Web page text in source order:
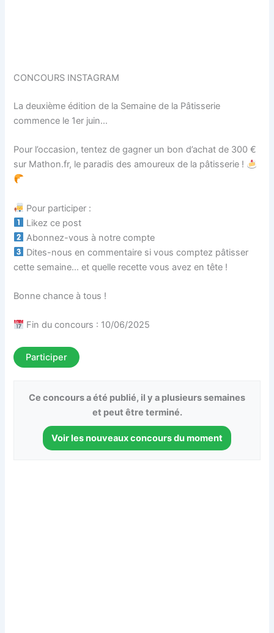
CONCOURS INSTAGRAM
La deuxième édition de la Semaine de la Pâtisserie
commence le 1er juin…
Pour l’occasion, tentez de gagner un bon d’achat de 300 €
sur Mathon.fr, le paradis des amoureux de la pâtisserie !
Pour participer :
Likez ce post
Abonnez-vous à notre compte
Dites-nous en commentaire si vous comptez pâtisser
cette semaine… et quelle recette vous avez en tête !
Bonne chance à tous !
Fin du concours : 10/06/2025
Participer
Ce concours a été publié, il y a plusieurs semaines
et peut être terminé.
Voir les nouveaux concours du moment